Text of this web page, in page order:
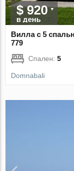
$ 920
в день
Вилла с 5
779
Спален:5
Domnabali